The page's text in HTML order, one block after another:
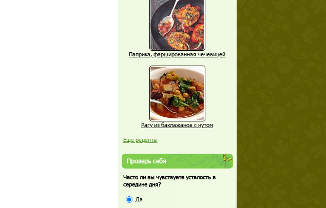
Паприка, фаршированная чечевицей
Рагу из баклажанов с нутом
Еще рецепты
Проверь себя
Часто ли вы чувствуете усталость в
середине дня?
Да